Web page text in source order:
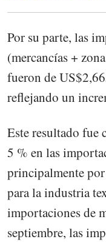
Por su parte, las
(mercancías +
fueron de
reflejando un
Este resultado fue
5 % en las
principalmente
para la industria
importaciones de
septiembre, las